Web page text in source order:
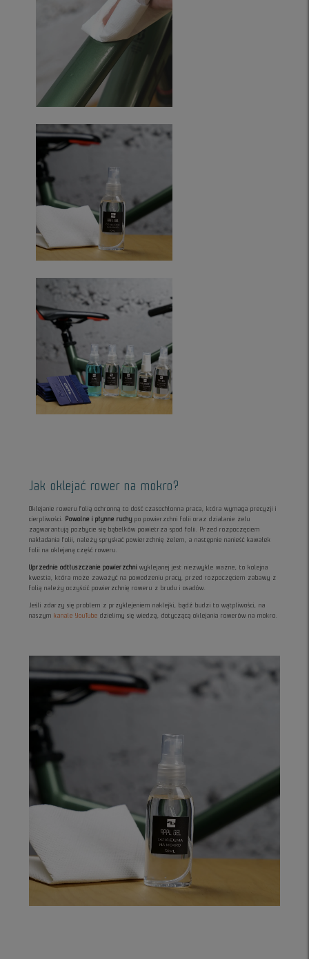
Jak oklejać rower na mokro?
Oklejanie roweru folią ochronną to dość czasochłonna praca, która wymaga precyzji i
cierpliwości. Powolne i płynne ruchy po powierzchni folii oraz działanie żelu
zagwarantują pozbycie się bąbelków powietrza spod folii. Przed rozpoczęciem
nakładania folii, należy spryskać powierzchnię żelem, a następnie nanieść kawałek
folii na oklejaną część roweru.
Uprzednie odtłuszczanie powierzchni wyklejanej jest niezwykle ważne, to kolejna
kwestia, która może zaważyć na powodzeniu pracy, przed rozpoczęciem zabawy z
folią należy oczyścić powierzchnię roweru z brudu i osadów.
Jeśli zdarzy się problem z przyklejeniem naklejki, bądź budzi to wątpliwości, na
naszym kanale YouTube dzielimy się wiedzą, dotyczącą oklejania rowerów na mokro.